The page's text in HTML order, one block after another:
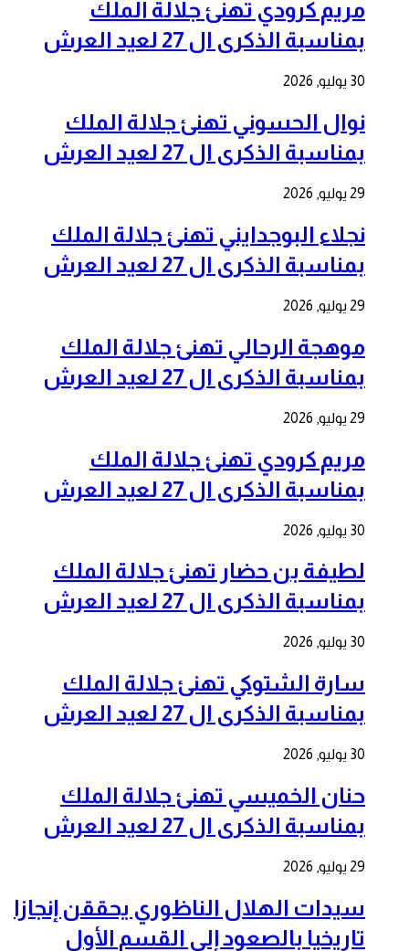
مريم كرودي تهنئ جلالة الملك
بمناسبة الذكرى ال 27 لعيد العرش
30 يوليو, 2026
نوال الحسوني تهنئ جلالة الملك
بمناسبة الذكرى ال 27 لعيد العرش
29 يوليو, 2026
نجلاء البوجدايني تهنئ جلالة الملك
بمناسبة الذكرى ال 27 لعيد العرش
29 يوليو, 2026
موهجة الرحالي تهنئ جلالة الملك
بمناسبة الذكرى ال 27 لعيد العرش
29 يوليو, 2026
مريم كرودي تهنئ جلالة الملك
بمناسبة الذكرى ال 27 لعيد العرش
30 يوليو, 2026
لطيفة بن حضار تهنئ جلالة الملك
بمناسبة الذكرى ال 27 لعيد العرش
30 يوليو, 2026
سارة الشتوكي تهنئ جلالة الملك
بمناسبة الذكرى ال 27 لعيد العرش
30 يوليو, 2026
حنان الخميسي تهنئ جلالة الملك
بمناسبة الذكرى ال 27 لعيد العرش
29 يوليو, 2026
سيدات الهلال الناظوري يحققن إنجازا
تاريخيا بالصعود إلى القسم الأول